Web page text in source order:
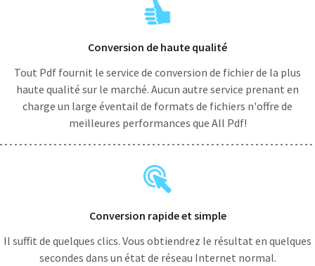
Conversion de haute qualité
Tout Pdf fournit le service de conversion de fichier de la plus
haute qualité sur le marché. Aucun autre service prenant en
charge un large éventail de formats de fichiers n'offre de
meilleures performances que All Pdf!
Conversion rapide et simple
Il suffit de quelques clics. Vous obtiendrez le résultat en quelques
secondes dans un état de réseau Internet normal.